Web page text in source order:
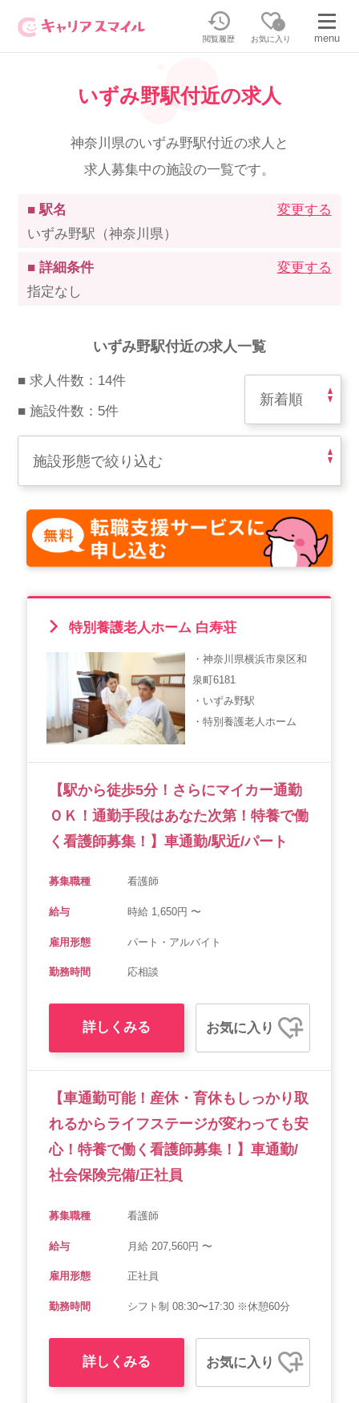
閲覧履歴
0
お気に入り menu
無料相談・お問い合わせはこちら
無料転職相談・お問い合わせの内容を
正社員／パートで働く
派遣で働く
その他のお問い合わせ
正社員・パートの求人を探す
紹介会社を使うメリットについて
介護・看護のお仕事について
WEB勤怠
支店連絡先一覧
会社概要 個人情報保護方針
お知らせ 採用担当者様へ サイトマップ
いずみ野駅付近の求人
神奈川県のいずみ野駅付近の求人と
求人募集中の施設の一覧です。
■ 駅名
いずみ野駅（神奈川県）
変更する
■ 詳細条件
指定なし
変更する
いずみ野駅付近の求人一覧
■ 求人件数：14件
■ 施設件数：5件
特別養護老人ホーム 白寿荘
・神奈川県横浜市泉区和
泉町6181
・いずみ野駅
・特別養護老人ホーム
【駅から徒歩5分！さらにマイカー通勤
ＯＫ！通勤手段はあなた次第！特養で働
く看護師募集！】車通勤/駅近/パート
募集職種 看護師
給与 時給 1,650円 〜
雇用形態 パート・アルバイト
勤務時間 応相談
詳しくみる お気に入り
【車通勤可能！産休・育休もしっかり取
れるからライフステージが変わっても安
心！特養で働く看護師募集！】車通勤/
社会保険完備/正社員
募集職種 看護師
給与 月給 207,560円 〜
雇用形態 正社員
勤務時間 シフト制 08:30〜17:30 ※休憩60分
詳しくみる お気に入り